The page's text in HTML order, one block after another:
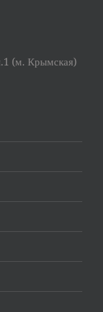
(м. Крымская)